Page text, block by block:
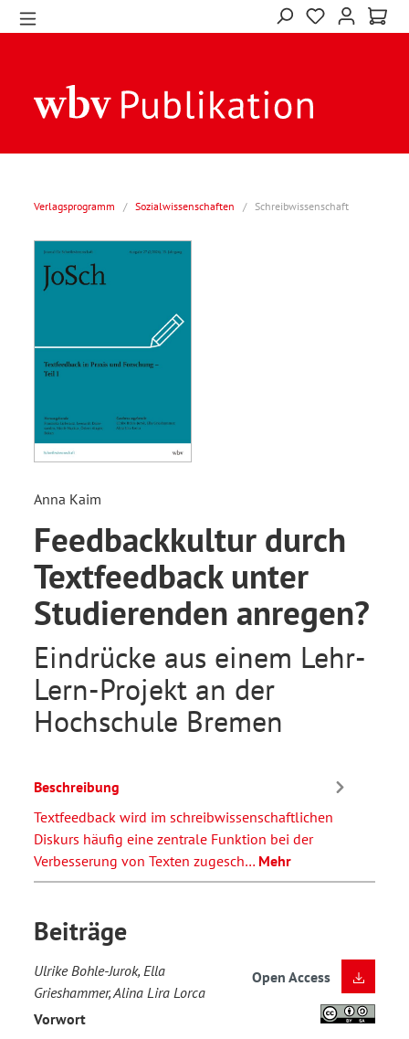
Verlagsprogramm / Sozialwissenschaften / Schreibwissenschaft
Anna Kaim
Feedbackkultur durch
Textfeedback unter
Studierenden anregen?
Eindrücke aus einem Lehr-
Lern-Projekt an der
Hochschule Bremen
Beschreibung
Textfeedback wird im schreibwissenschaftlichen
Diskurs häufig eine zentrale Funktion bei der
Verbesserung von Texten zugesch… Mehr
Beiträge
Ulrike Bohle-Jurok, Ella
Grieshammer, Alina Lira Lorca
Vorwort
Open Access